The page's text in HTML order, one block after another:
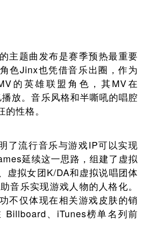
主题曲发布是赛季预热最重要
色Jinx也凭借音乐出圈，作为
的英雄联盟角色，其MV在
放。音乐风格和半嘶吼的唱腔
性格。
了流行音乐与游戏IP可以实现
延续这一思路，组建了虚拟
虚拟女团K/DA和虚拟说唱团体
音乐实现游戏人物的人格化。
不仅体现在相关游戏皮肤的销
Billboard、iTunes榜单名列前